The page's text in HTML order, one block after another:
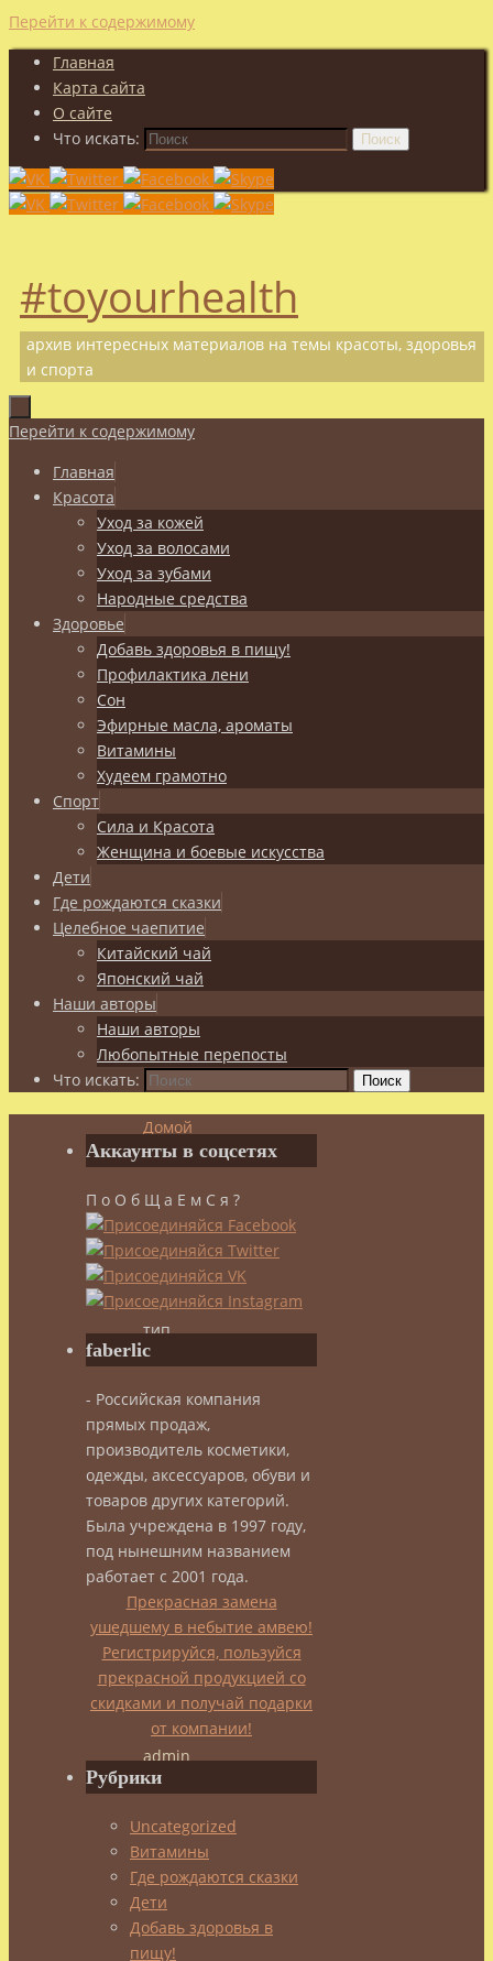
Перейти к содержимому
Главная
Карта сайта
О сайте
Что искать:
Поиск
#toyourhealth
архив интересных материалов на темы красоты, здоровья
и спорта
Перейти к содержимому
Главная
Красота
Уход за кожей
Уход за волосами
Уход за зубами
Народные средства
Здоровье
Добавь здоровья в пищу!
Профилактика лени
Сон
Эфирные масла, ароматы
Витамины
Худеем грамотно
Спорт
Сила и Красота
Женщина и боевые искусства
Дети
Где рождаются сказки
Целебное чаепитие
Китайский чай
Японский чай
Наши авторы
Наши авторы
Любопытные перепосты
Что искать:
Поиск
Домой
Красота
за
кожей
Какой
у
вас
тип
кожи?
Какой
у
вас
тип
кожи?
admin
19.11.2013
за
кожей
Это
тема
Аккаунты в соцсетях
П о О б Щ а Е м С я ?
faberlic
- Российская компания
прямых продаж,
производитель косметики,
одежды, аксессуаров, обуви и
товаров других категорий.
Была учреждена в 1997 году,
под нынешним названием
работает с 2001 года.
Прекрасная замена
ушедшему в небытие амвею!
Регистрируйся, пользуйся
прекрасной продукцией со
скидками и получай подарки
от компании!
Рубрики
Uncategorized
Витамины
Где рождаются сказки
Дети
Добавь здоровья в
пищу!